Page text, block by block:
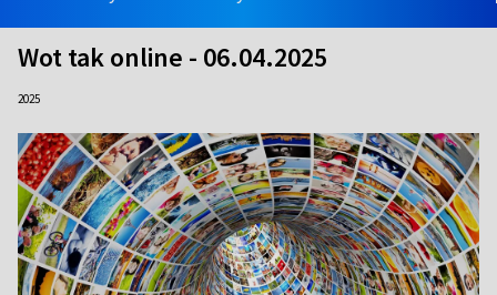
Wot tak online - 06.04.2025
2025